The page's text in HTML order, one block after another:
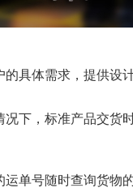
具体需求，提供设
下，标准产品交货
单号随时查询货物